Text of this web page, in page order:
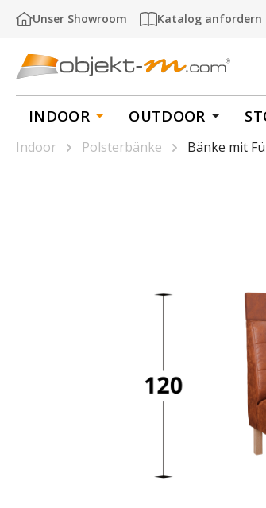
Hauptinhalt springen
Zur Suche springen
Zur Hauptnavigation springen
Unser Showroom Katalog anfordern
INDOOR OUTDOOR
Indoor Polsterbänke
Bänke mit